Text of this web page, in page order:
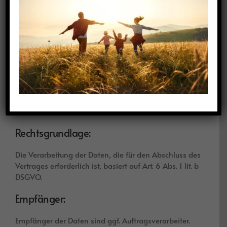
angebotenen Inhalte gewähren.
Erbringung kostenpflichtiger Leistungen
Art und Zweck der Verarbeitung:
Zur Erbringung kostenpflichtiger Leistungen werden
von uns zusätzliche Daten erfragt, wie z.B.
können.
Rechtsgrundlage:
Die Verarbeitung der Daten, die für den Abschluss des
Vertrages erforderlich ist, basiert auf Art. 6 Abs. 1 lit. b
DSGVO.
Empfänger:
Empfänger der Daten sind ggf. Auftragsverarbeiter.